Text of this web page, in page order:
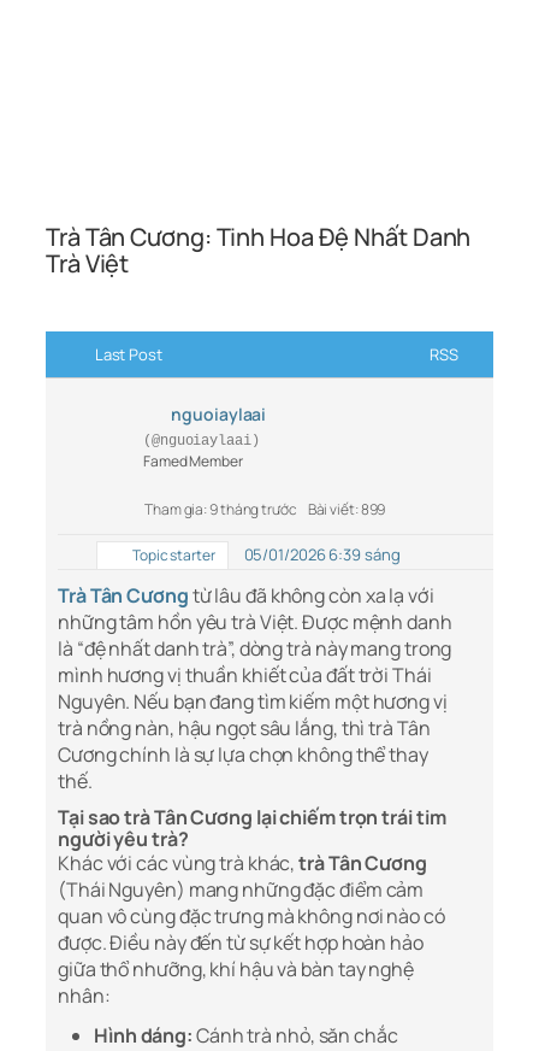
Trà Tân Cương: Tinh Hoa Đệ Nhất Danh
Trà Việt
Last Post RSS
nguoiaylaai
(@nguoiaylaai)
Famed Member
Tham gia: 9 tháng trước Bài viết: 899
Topic starter 05/01/2026 6:39 sáng
Trà Tân Cươngtừ lâu đã không còn xa lạ với
những tâm hồn yêu trà Việt. Được mệnh danh
là “đệ nhất danh trà”, dòng trà này mang trong
mình hương vị thuần khiết của đất trời Thái
Nguyên. Nếu bạn đang tìm kiếm một hương vị
trà nồng nàn, hậu ngọt sâu lắng, thì trà Tân
Cương chính là sự lựa chọn không thể thay
thế.
Tại sao trà Tân Cương lại chiếm trọn trái tim
người yêu trà?
Khác với các vùng trà khác,trà Tân Cương
(Thái Nguyên) mang những đặc điểm cảm
quan vô cùng đặc trưng mà không nơi nào có
được. Điều này đến từ sự kết hợp hoàn hảo
giữa thổ nhưỡng, khí hậu và bàn tay nghệ
nhân:
Hình dáng:Cánh trà nhỏ, săn chắc